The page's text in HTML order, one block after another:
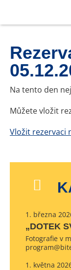
Na tento den
Můžete vložit
Vložit rezervaci
1. března
„DOTEK
Fotografie v
1. května